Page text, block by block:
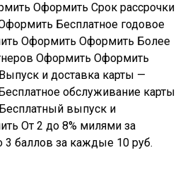
Оформить Срок рассрочки
Бесплатное годовое
Оформить Оформить Более
Оформить Оформить
и доставка карты —
обслуживание карты
выпуск и
От 2 до 8% милями за
баллов за каждые 10 руб.